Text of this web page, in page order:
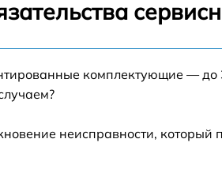
комплектующие — до
неисправности,